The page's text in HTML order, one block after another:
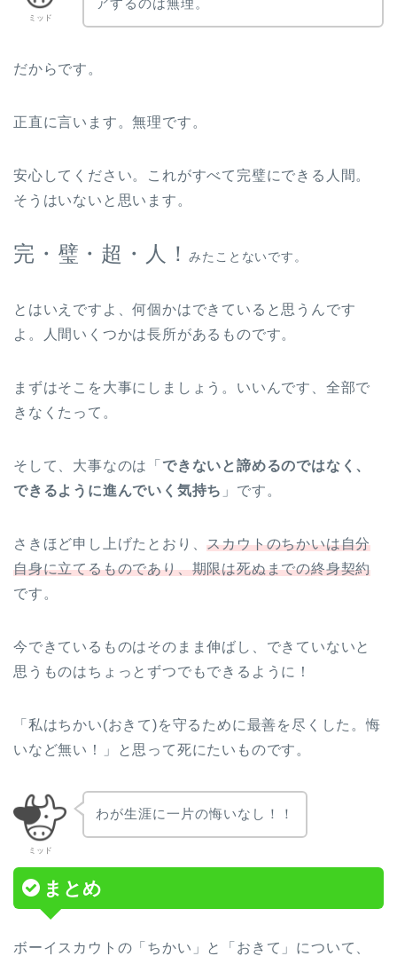
ミッド
だからです。
正直に言います。無理です。
安心してください。これがすべて完璧にできる人間。
そうはいないと思います。
完・璧・超・人！みたことないです。
とはいえですよ、何個かはできていると思うんです
よ。人間いくつかは長所があるものです。
まずはそこを大事にしましょう。いいんです、全部で
きなくたって。
そして、大事なのは「 できないと諦めるのではなく、
できるように進んでいく気持ち 」です。
さきほど申し上げたとおり、スカウトのちかいは自分
自身に立てるものであり、期限は死ぬまでの終身契約
です。
今できているものはそのまま伸ばし、できていないと
思うものはちょっとずつでもできるように！
「私はちかい(おきて)を守るために最善を尽くした。悔
いなど無い！」と思って死にたいものです。
ミッド
わが生涯に一片の悔いなし！！
まとめ
ボーイスカウトの「ちかい」と「おきて」について、